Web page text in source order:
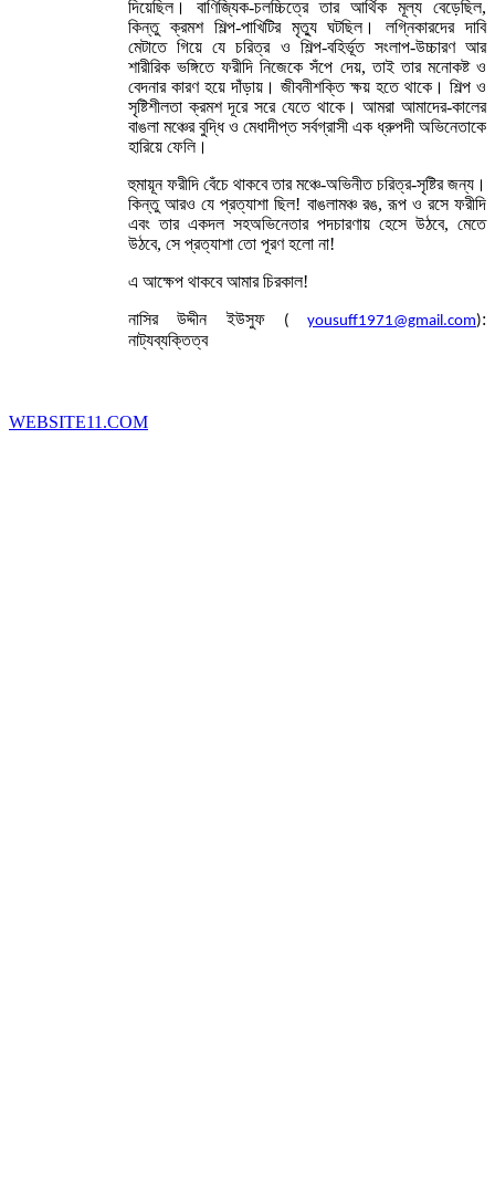
দিয়েছিল। বাণিজ্যিক-চলচ্চিত্রে তার আর্থিক মূল্য বেড়েছিল,
কিন্তু ক্রমশ শিল্প-পাখিটির মৃত্যু ঘটছিল। লগ্নিকারদের দাবি
মেটাতে গিয়ে যে চরিত্র ও শিল্প-বহির্ভূত সংলাপ-উচ্চারণ আর
শারীরিক ভঙ্গিতে ফরীদি নিজেকে সঁপে দেয়, তাই তার মনোকষ্ট ও
বেদনার কারণ হয়ে দাঁড়ায়। জীবনীশক্তি ক্ষয় হতে থাকে। শিল্প ও
সৃষ্টিশীলতা ক্রমশ দূরে সরে যেতে থাকে। আমরা আমাদের-কালের
বাঙলা মঞ্চের বুদ্ধি ও মেধাদীপ্ত সর্বগ্রাসী এক ধ্রুপদী অভিনেতাকে
হারিয়ে ফেলি।
হুমায়ূন ফরীদি বেঁচে থাকবে তার মঞ্চে-অভিনীত চরিত্র-সৃষ্টির জন্য।
কিন্তু আরও যে প্রত্যাশা ছিল! বাঙলামঞ্চ রঙ, রূপ ও রসে ফরীদি
এবং তার একদল সহঅভিনেতার পদচারণায় হেসে উঠবে, মেতে
উঠবে, সে প্রত্যাশা তো পূরণ হলো না!
এ আক্ষেপ থাকবে আমার চিরকাল!
নাসির উদ্দীন ইউসুফ
( yousuff1971@gmail.com):
নাট্যব্যক্তিত্ব
WEBSITE11.COM